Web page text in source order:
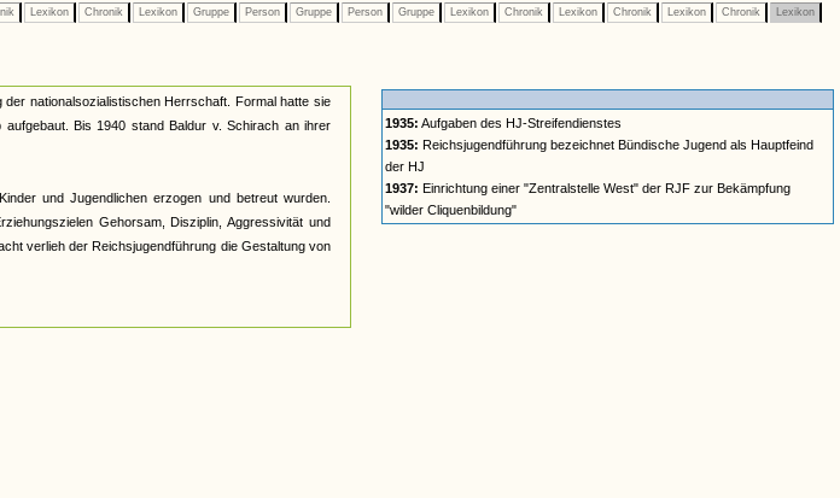
Lexikon Chronik Lexikon Gruppe Person Gruppe Person Gruppe Lexikon Chronik Lexikon Chronik Lexikon Chronik Lexikon
nationalsozialistischen Herrschaft. Formal hatte sie
Bis 1940 stand Baldur v. Schirach an ihrer
und Jugendlichen erzogen und betreut wurden.
Gehorsam, Disziplin, Aggressivität und
verlieh der Reichsjugendführung die Gestaltung von
1935: Aufgaben des HJ-Streifendienstes
1935: Reichsjugendführung bezeichnet Bündische Jugend als Hauptfeind
der HJ
1937: Einrichtung einer "Zentralstelle West" der RJF zur Bekämpfung
"wilder Cliquenbildung"